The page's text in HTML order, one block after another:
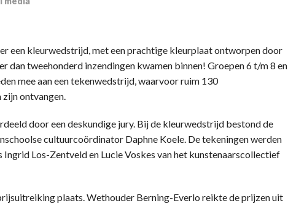
een kleurwedstrijd, met een prachtige kleurplaat ontworpen door
dan tweehonderd inzendingen kwamen binnen! Groepen 6 t/m 8 en
mee aan een tekenwedstrijd, waarvoor ruim 130
ontvangen.
door een deskundige jury. Bij de kleurwedstrijd bestond de
cultuurcoördinator Daphne Koele. De tekeningen werden
Los-Zentveld en Lucie Voskes van het kunstenaarscollectief
plaats. Wethouder Berning-Everlo reikte de prijzen uit